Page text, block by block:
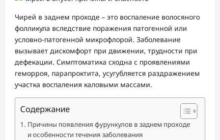
Чирей в заднем проходе – это воспаление волосяного
фолликула вследствие поражения патогенной или
условно-патогенной микрофлорой. Заболевание
вызывает дискомфорт при движении, трудности при
дефекации. Симптоматика сходна с проявлениями
геморроя, парапроктита, усугубляется раздражением
участка воспаления каловыми массами.
Содержание
Причины появления фурункулов в заднем проходе
и особенности течения заболевания